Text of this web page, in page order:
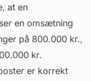
at en
en omsætning
på 800.000 kr.,
kr.
er korrekt